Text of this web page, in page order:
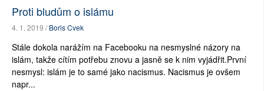
Proti bludům o islámu
4. 1. 2019 /Boris Cvek
Stále dokola narážím na Facebooku na nesmyslné názory na
islám, takže cítím potřebu znovu a jasně se k nim vyjádřit.První
nesmysl: islám je to samé jako nacismus. Nacismus je ovšem
napr...